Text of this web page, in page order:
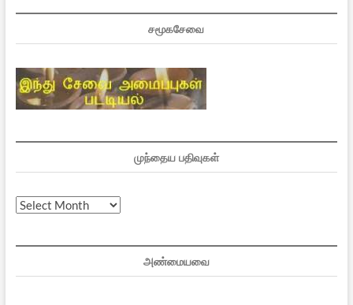
சமூகசேவை
முந்தைய பதிவுகள்
முந்தைய
அண்மையவை